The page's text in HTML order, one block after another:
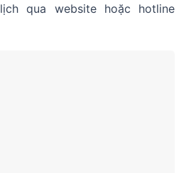
qua website hoặc hotline